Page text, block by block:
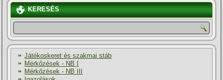
KERESÉS
Játékoskeret és szakmai stáb
Mérkőzések - NB I
Mérkőzések - NB III